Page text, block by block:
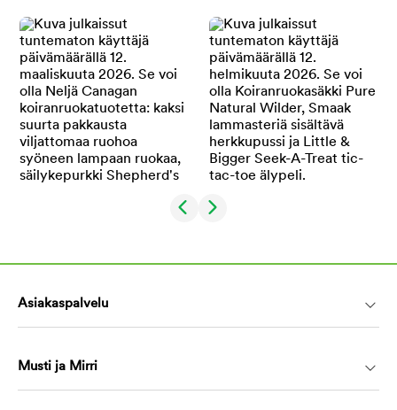
Asiakaspalvelu
Musti ja Mirri